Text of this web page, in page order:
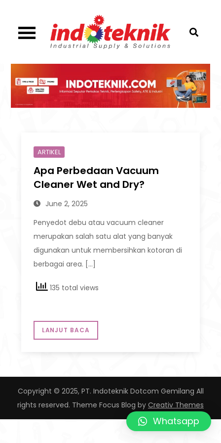
content
Seputar Teknik, Safety,
ATK & Industri
ARTIKEL
Apa Perbedaan Vacuum
Cleaner Wet and Dry?
June 2, 2025
Penyedot debu atau vacuum cleaner
merupakan salah satu alat yang banyak
digunakan untuk membersihkan kotoran di
berbagai area. […]
135 total views
LANJUT BACA
Copyright © 2025, PT. Indoteknik Dotcom Gemilang All
rights reserved. Theme Focus Blog by Creativ Themes
Whatsapp